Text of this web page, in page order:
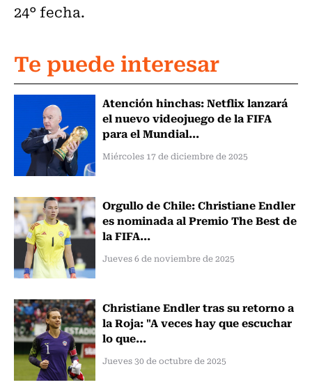
24° fecha.
Te puede interesar
Atención hinchas: Netflix lanzará
el nuevo videojuego de la FIFA
para el Mundial...
Miércoles 17 de diciembre de 2025
Orgullo de Chile: Christiane Endler
es nominada al Premio The Best de
la FIFA...
Jueves 6 de noviembre de 2025
Christiane Endler tras su retorno a
la Roja: "A veces hay que escuchar
lo que...
Jueves 30 de octubre de 2025